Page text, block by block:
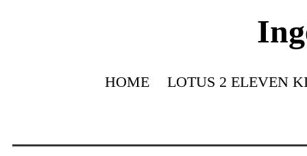
HOME LOTUS 2 ELEVEN